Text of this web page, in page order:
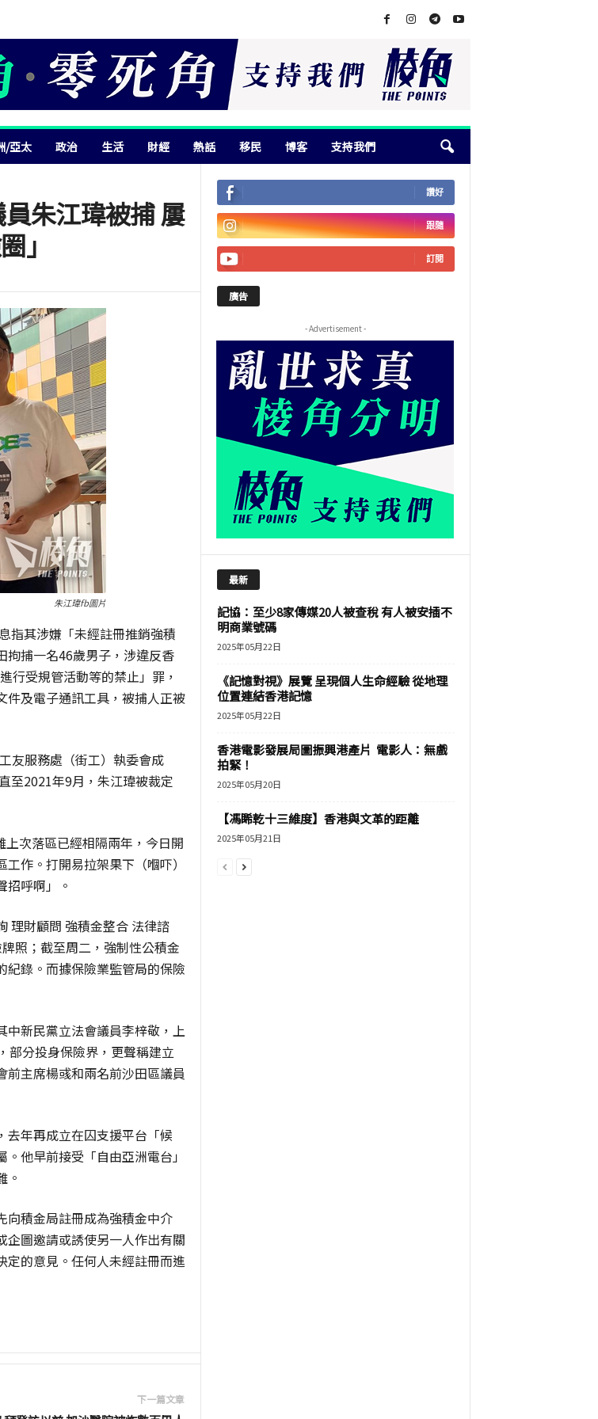
/亞太 政治 生活 財經 熱話 移民 博客 支持我們
朱江瑋被捕 屢
」
朱江瑋fb圖片
指其涉嫌「未經註冊推銷強積
拘捕一名46歲男子，涉違反香
行受規管活動等的禁止」罪，
件及電子通訊工具，被捕人正被
友服務處（街工）執委會成
至2021年9月，朱江瑋被裁定
次落區已經相隔兩年，今日開
作。打開易拉架果下（嗰吓）
招呼啊」。
理財顧問 強積金整合 法律諮
照；截至周二，強制性公積金
紀錄。而據保險業監管局的保險
新民黨立法會議員李梓敬，上
部分投身保險界，更聲稱建立
主席楊彧和兩名前沙田區議員
去年再成立在囚支援平台「候
他早前接受「自由亞洲電台」
。
向積金局註冊成為強積金中介
企圖邀請或誘使另一人作出有關
的意見。任何人未經註冊而進
下一篇文章
讚好
跟隨
訂閱
廣告
- Advertisement -
最新
記協：至少8家傳媒20人被查稅 有人被安插不
明商業號碼
2025年05月22日
《記憶對視》展覽 呈現個人生命經驗 從地理
位置連結香港記憶
2025年05月22日
香港電影發展局圖振興港產片 電影人：無戲
拍緊！
2025年05月20日
【馮睎乾十三維度】香港與文革的距離
2025年05月21日